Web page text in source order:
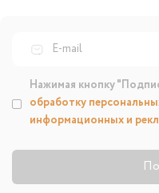
Нажимая кнопку
обработку
информационных и